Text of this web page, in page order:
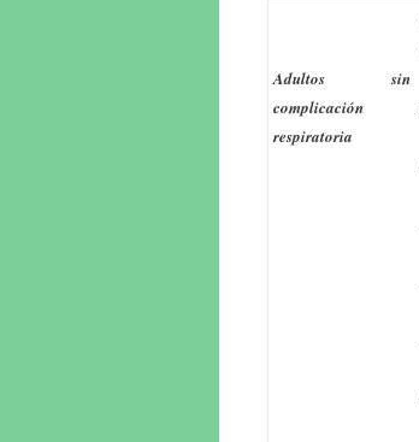
Adultos sin
complicación
respiratoria